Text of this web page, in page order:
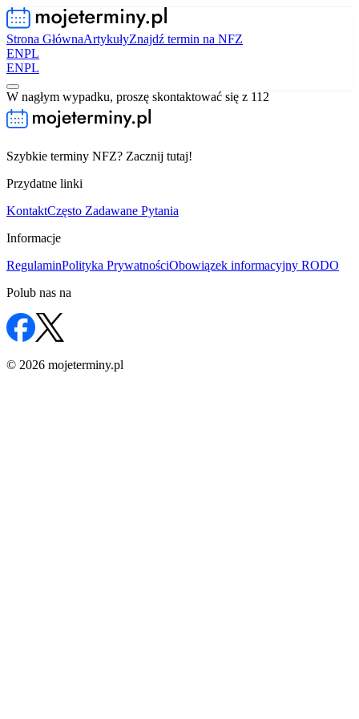
Strona GłównaArtykułyZnajdź termin na NFZ
ENPL
ENPL
W nagłym wypadku, proszę skontaktować się z 112
Szybkie terminy NFZ? Zacznij tutaj!
Przydatne linki
KontaktCzęsto Zadawane Pytania
Informacje
RegulaminPolityka PrywatnościObowiązek informacyjny RODO
Polub nas na
© 2026 mojeterminy.pl